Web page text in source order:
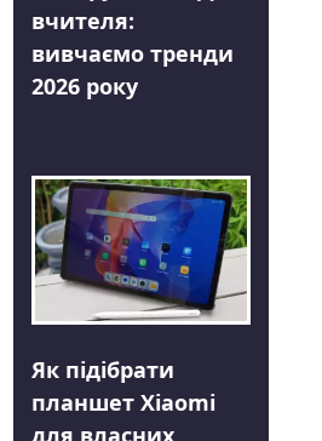
вчителя:
вивчаємо тренди
2026 року
Як підібрати
планшет Xiaomi
для власних